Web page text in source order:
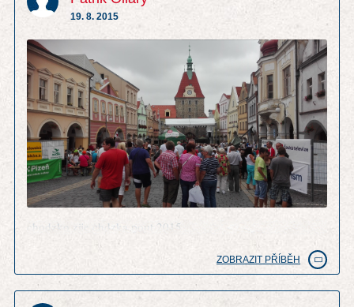
19. 8. 2015
chodzko zije chdzka pout 2015
ZOBRAZIT PŘÍBĚH